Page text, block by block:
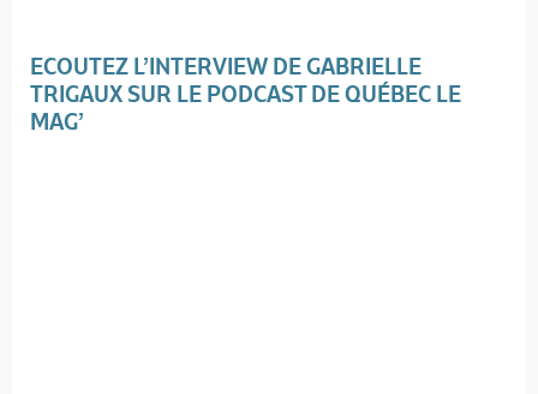
ECOUTEZ L’INTERVIEW DE GABRIELLE
TRIGAUX SUR LE PODCAST DE QUÉBEC LE
MAG’